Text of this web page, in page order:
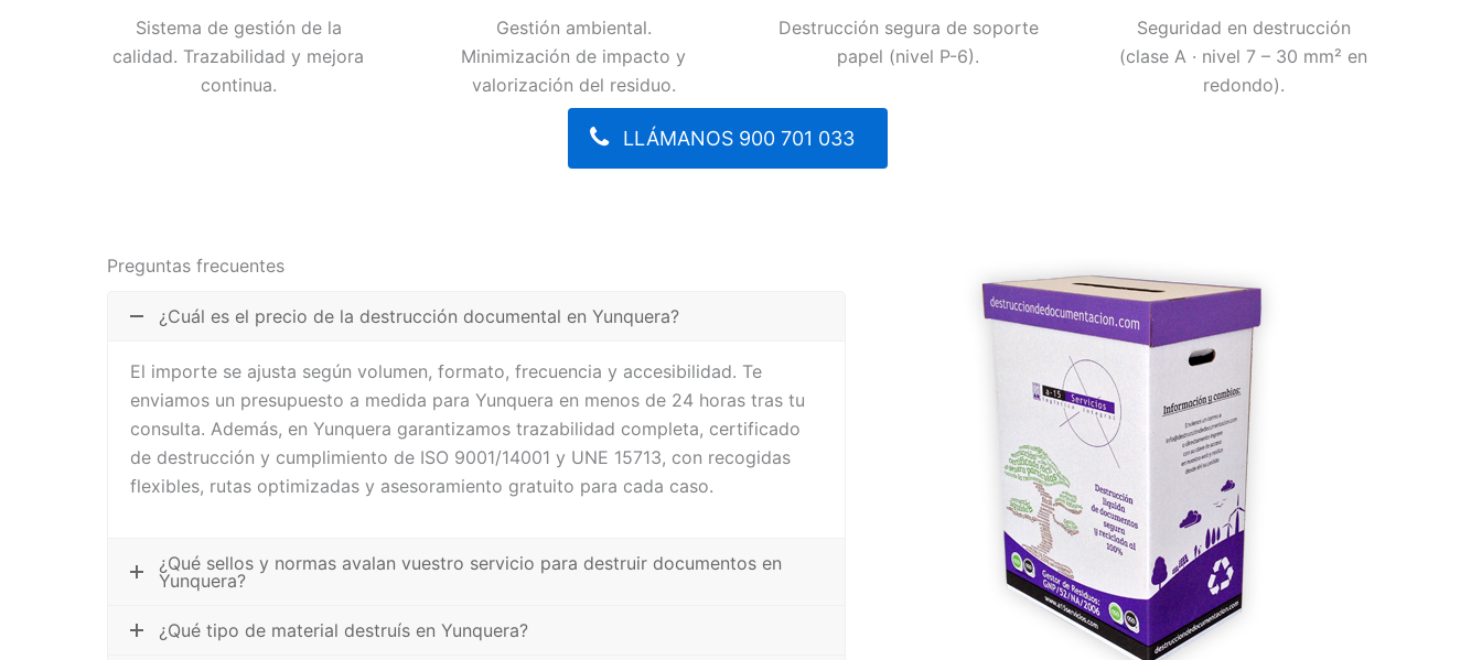
Sistema de gestión de la
calidad. Trazabilidad y mejora
continua.
Gestión ambiental.
Minimización de impacto y
valorización del residuo.
Destrucción segura de soporte
papel (nivel P-6).
Seguridad en destrucción
(clase A · nivel 7 – 30 mm² en
redondo).
LLÁMANOS 900 701 033
Preguntas frecuentes
¿Cuál es el precio de la destrucción documental en Yunquera?
El importe se ajusta según volumen, formato, frecuencia y accesibilidad. Te
enviamos un presupuesto a medida para Yunquera en menos de 24 horas tras tu
consulta. Además, en Yunquera garantizamos trazabilidad completa, certificado
de destrucción y cumplimiento de ISO 9001/14001 y UNE 15713, con recogidas
flexibles, rutas optimizadas y asesoramiento gratuito para cada caso.
¿Qué sellos y normas avalan vuestro servicio para destruir documentos en
Yunquera?
¿Qué tipo de material destruís en Yunquera?